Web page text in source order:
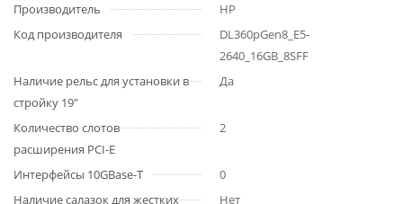
Производитель
HP
Код производителя
DL360pGen8_E5-
2640_16GB_8SFF
Наличие рельс для установки в
стройку 19"
Да
Количество слотов
расширения PCI-E
2
Интерфейсы 10GBase-T
0
Наличие салазок для жестких
Нет